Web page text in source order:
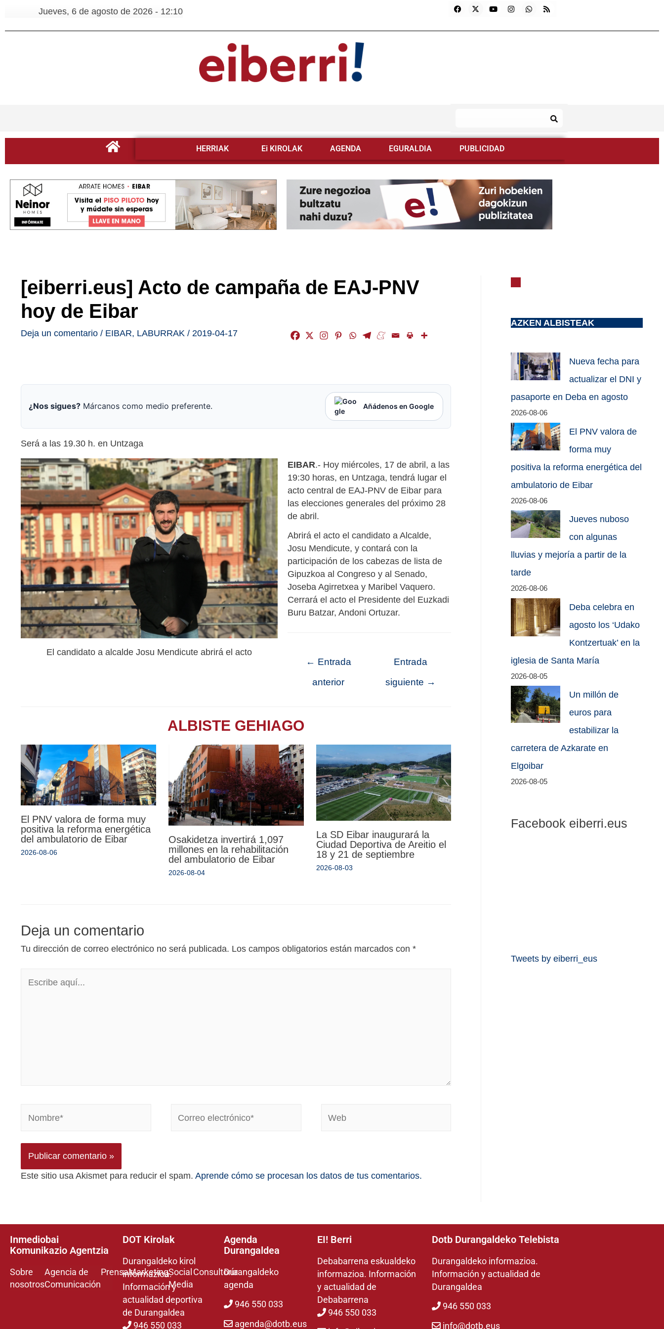
Jueves, 6 de agosto de 2026 - 12:10
HERRIAK Ei KIROLAK AGENDA EGURALDIA PUBLICIDAD
[eiberri.eus] Acto de campaña de EAJ-PNV
hoy de Eibar
Deja un comentario / EIBAR, LABURRAK / 2019-04-17
¿Nos sigues? Márcanos como medio preferente. Añádenos en Google
Será a las 19.30 h. en Untzaga
El candidato a alcalde Josu Mendicute abrirá el acto
EIBAR.- Hoy miércoles, 17 de abril, a las
19:30 horas, en Untzaga, tendrá lugar el
acto central de EAJ-PNV de Eibar para
las elecciones generales del próximo 28
de abril.
Abrirá el acto el candidato a Alcalde,
Josu Mendicute, y contará con la
participación de los cabezas de lista de
Gipuzkoa al Congreso y al Senado,
Joseba Agirretxea y Maribel Vaquero.
Cerrará el acto el Presidente del Euzkadi
Buru Batzar, Andoni Ortuzar.
← Entrada
anterior
Entrada
siguiente →
ALBISTE GEHIAGO
El PNV valora de forma muy
positiva la reforma energética
del ambulatorio de Eibar
2026-08-06
Osakidetza invertirá 1,097
millones en la rehabilitación
del ambulatorio de Eibar
2026-08-04
La SD Eibar inaugurará la
Ciudad Deportiva de Areitio el
18 y 21 de septiembre
2026-08-03
Deja un comentario
Tu dirección de correo electrónico no será publicada. Los campos obligatorios están marcados con *
Este sitio usa Akismet para reducir el spam. Aprende cómo se procesan los datos de tus comentarios.
AZKEN ALBISTEAK
Nueva fecha para
actualizar el DNI y
pasaporte en Deba en agosto
2026-08-06
El PNV valora de
forma muy
positiva la reforma energética del
ambulatorio de Eibar
2026-08-06
Jueves nuboso
con algunas
lluvias y mejoría a partir de la
tarde
2026-08-06
Deba celebra en
agosto los ‘Udako
Kontzertuak’ en la
iglesia de Santa María
2026-08-05
Un millón de
euros para
estabilizar la
carretera de Azkarate en
Elgoibar
2026-08-05
Facebook eiberri.eus
Tweets by eiberri_eus
Inmediobai
Komunikazio Agentzia
Sobre
nosotros
Agencia de
Comunicación
PrensaMarketingSocial
Media
Consultoría
DOT Kirolak
Durangaldeko kirol
informazioa.
Información y
actualidad deportiva
de Durangaldea
946 550 033
Agenda
Durangaldea
Durangaldeko
agenda
946 550 033
agenda@dotb.eus
EI! Berri
Debabarrena eskualdeko
informazioa. Información
y actualidad de
Debabarrena
946 550 033
Dotb Durangaldeko Telebista
Durangaldeko informazioa.
Información y actualidad de
Durangaldea
946 550 033
info@dotb.eus